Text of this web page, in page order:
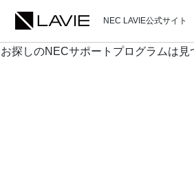
NEC LAVIE公式サイト
お探しのNECサポートプログラムは見